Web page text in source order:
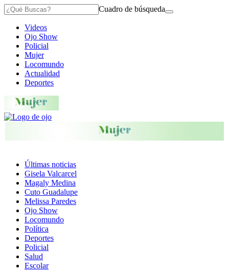
Cuadro de búsqueda
Videos
Ojo Show
Policial
Mujer
Locomundo
Actualidad
Deportes
Últimas noticias
Gisela Valcarcel
Magaly Medina
Cuto Guadalupe
Melissa Paredes
Ojo Show
Locomundo
Política
Deportes
Policial
Salud
Escolar